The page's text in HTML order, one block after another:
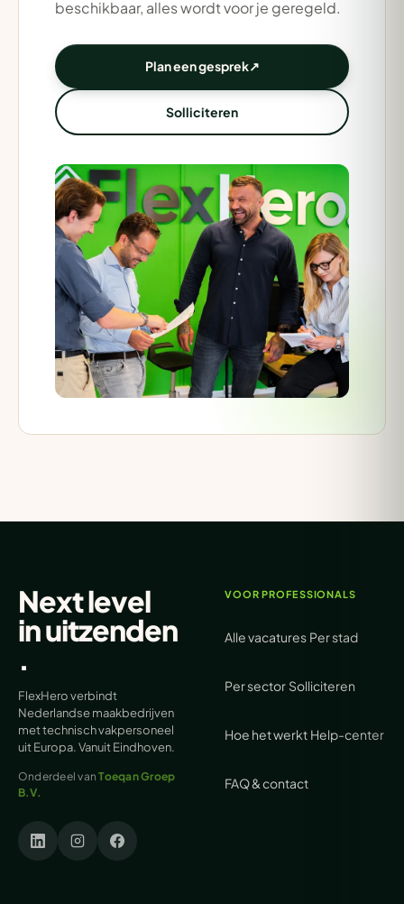
beschikbaar, alles wordt voor je geregeld.
Plan een gesprek↗
Solliciteren
Next level
inuitzenden
.
FlexHero verbindt
Nederlandse maakbedrijven
met technisch vakpersoneel
uit Europa. Vanuit Eindhoven.
Onderdeel vanToeqan Groep
B.V.
VOOR PROFESSIONALS
Alle vacatures Per stad
Per sector Solliciteren
Hoe het werkt Help-center
FAQ & contact